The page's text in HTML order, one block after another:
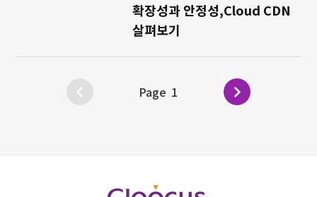
확장성과 안정성,Cloud CDN
살펴보기
글
Page 1
다
음